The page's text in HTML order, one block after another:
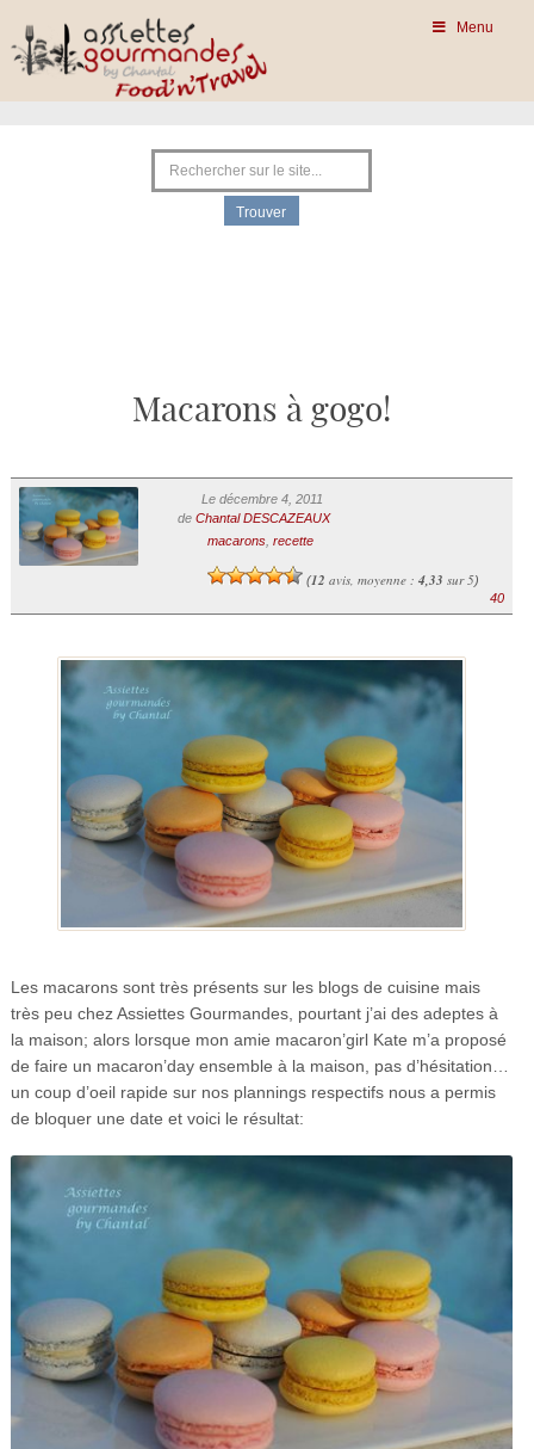
Menu
Macarons à gogo!
Le décembre 4, 2011
de Chantal DESCAZEAUX
macarons, recette
(12 avis, moyenne : 4,33 sur 5)
40
Les macarons sont très présents sur les blogs de cuisine mais
très peu chez Assiettes Gourmandes, pourtant j’ai des adeptes à
la maison; alors lorsque mon amie macaron’girl Kate m’a proposé
de faire un macaron’day ensemble à la maison, pas d’hésitation…
un coup d’oeil rapide sur nos plannings respectifs nous a permis
de bloquer une date et voici le résultat: